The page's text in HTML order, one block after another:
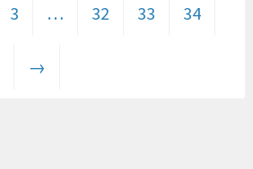
3 … 32 33 34
→